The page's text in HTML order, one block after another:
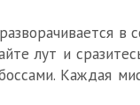
в
лут и
Каждая